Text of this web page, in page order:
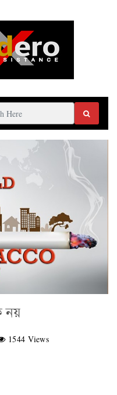
নয়
1544 Views